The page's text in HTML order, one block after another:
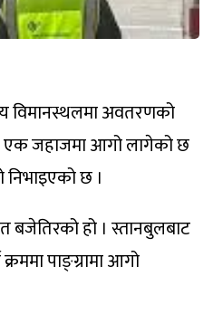
विमानस्थलमा अवतरणको
एक जहाजमा आगो लागेको छ
छ ।
बजेतिरको हो । स्तानबुलबाट
पाङ्ग्रामा आगो